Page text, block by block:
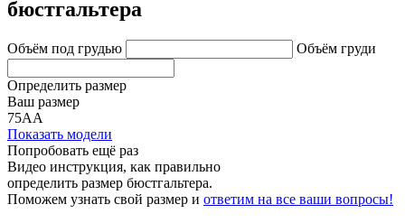
бюстгальтера
Объём под грудью Объём груди
Определить размер
Ваш размер
75АА
Показать модели
Попробовать ещё раз
Видео инструкция, как правильно
определить размер бюстгальтера.
Поможем узнать свой размер и ответим на все ваши вопросы!